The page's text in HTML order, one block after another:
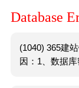
Database
(1040) 365建
因：1、数据